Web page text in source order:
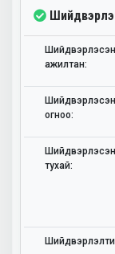
Шийдвэрлэсэн
ажилтан:
Шийдвэрлэсэн
огноо:
Шийдвэрлэсэн
тухай: